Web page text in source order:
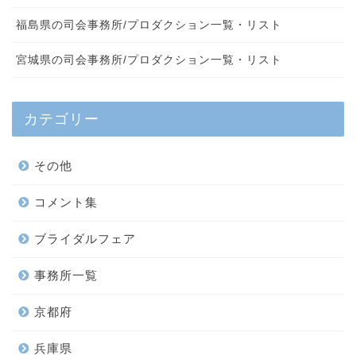
福島県の司会事務所/プロダクション一覧・リスト
宮城県の司会事務所/プロダクション一覧・リスト
カテゴリー
その他
コメント集
ブライダルフェア
事務所一覧
京都府
兵庫県